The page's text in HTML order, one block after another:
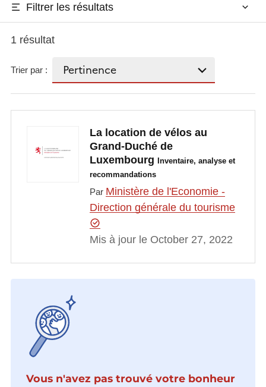
Filtrer les résultats
1 résultat
Trier par :
La location de vélos au
Grand-Duché de
Luxembourg
Inventaire, analyse et
recommandations
Par Ministère de l'Economie -
Direction générale du tourisme
Mis à jour le October 27, 2022
Vous n'avez pas trouvé votre bonheur